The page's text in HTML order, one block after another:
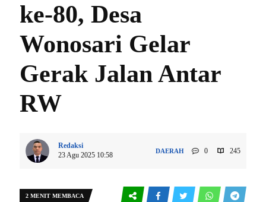
ke-80, Desa
Wonosari Gelar
Gerak Jalan Antar
RW
Redaksi
23 Agu 2025 10:58
DAERAH 0 245
2 MENIT MEMBACA